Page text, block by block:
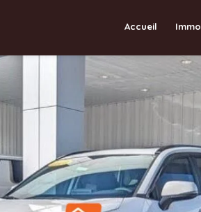
Accueil